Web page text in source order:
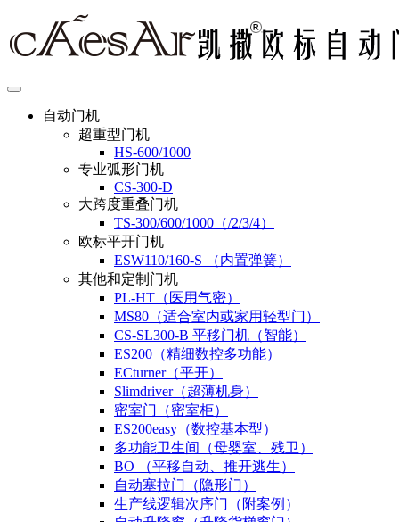
自动门机
超重型门机
HS-600/1000
专业弧形门机
CS-300-D
大跨度重叠门机
TS-300/600/1000（/2/3/4）
欧标平开门机
ESW110/160-S （内置弹簧）
其他和定制门机
PL-HT（医用气密）
MS80（适合室内或家用轻型门）
CS-SL300-B 平移门机（智能）
ES200（精细数控多功能）
ECturner（平开）
Slimdriver（超薄机身）
密室门（密室柜）
ES200easy（数控基本型）
多功能卫生间（母婴室、残卫）
BO （平移自动、推开逃生）
自动塞拉门（隐形门）
生产线逻辑次序门（附案例）